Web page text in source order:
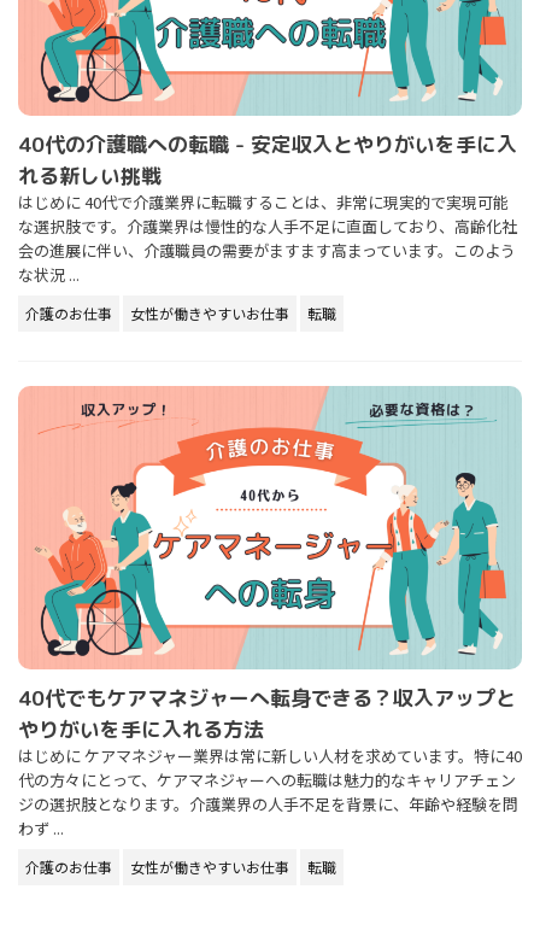
40代の介護職への転職 - 安定収入とやりがいを手に入
れる新しい挑戦
はじめに 40代で介護業界に転職することは、非常に現実的で実現可能
な選択肢です。介護業界は慢性的な人手不足に直面しており、高齢化社
会の進展に伴い、介護職員の需要がますます高まっています。このよう
な状況 ...
介護のお仕事 女性が働きやすいお仕事 転職
40代でもケアマネジャーへ転身できる？収入アップと
やりがいを手に入れる方法
はじめに ケアマネジャー業界は常に新しい人材を求めています。特に40
代の方々にとって、ケアマネジャーへの転職は魅力的なキャリアチェン
ジの選択肢となります。介護業界の人手不足を背景に、年齢や経験を問
わず ...
介護のお仕事 女性が働きやすいお仕事 転職